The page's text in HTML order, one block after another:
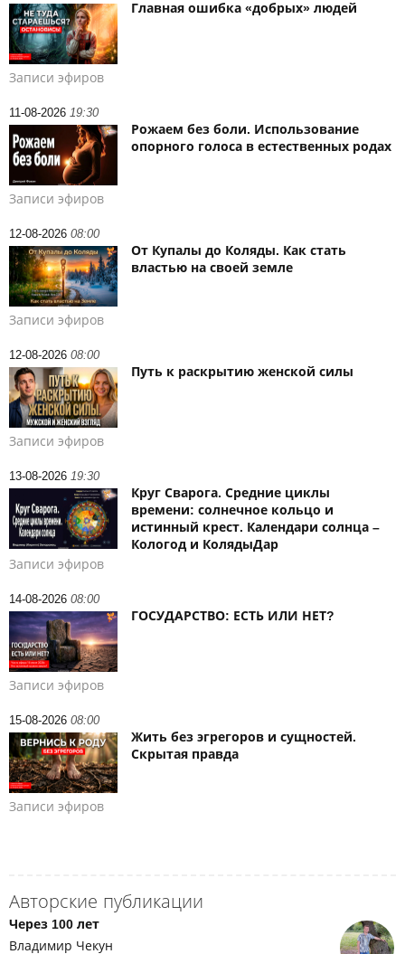
Главная ошибка «добрых» людей
Записи эфиров
11-08-2026 19:30
Рожаем без боли. Использование
опорного голоса в естественных родах
Записи эфиров
12-08-2026 08:00
От Купалы до Коляды. Как стать
властью на своей земле
Записи эфиров
12-08-2026 08:00
Путь к раскрытию женской силы
Записи эфиров
13-08-2026 19:30
Круг Сварога. Средние циклы
времени: солнечное кольцо и
истинный крест. Календари солнца –
Кологод и КолядыДар
Записи эфиров
14-08-2026 08:00
ГОСУДАРСТВО: ЕСТЬ ИЛИ НЕТ?
Записи эфиров
15-08-2026 08:00
Жить без эгрегоров и сущностей.
Скрытая правда
Записи эфиров
Авторские публикации
Через 100 лет
Владимир Чекун